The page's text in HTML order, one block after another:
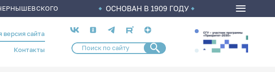
ОСНОВАН В 1909 ГОДУ
версия сайта
Контакты
Социальные
сети